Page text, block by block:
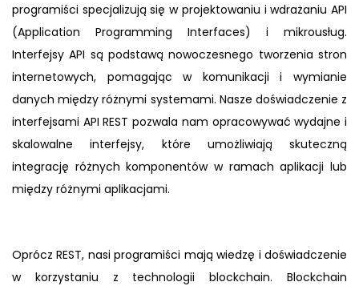
programiści specjalizują się w projektowaniu i wdrażaniu API
(Application Programming Interfaces) i mikrousług.
Interfejsy API są podstawą nowoczesnego tworzenia stron
internetowych, pomagając w komunikacji i wymianie
danych między różnymi systemami. Nasze doświadczenie z
interfejsami API REST pozwala nam opracowywać wydajne i
skalowalne interfejsy, które umożliwiają skuteczną
integrację różnych komponentów w ramach aplikacji lub
między różnymi aplikacjami.
Oprócz REST, nasi programiści mają wiedzę i doświadczenie
w korzystaniu z technologii blockchain. Blockchain